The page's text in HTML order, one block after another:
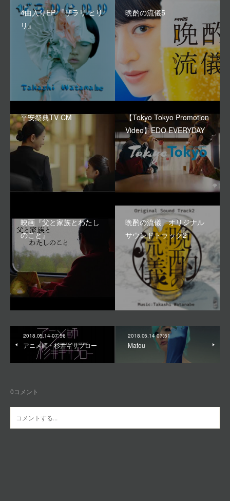
4曲入りEP 『ザラリ ヒリ
リ』
晩酌の流儀5
平安祭典TV CM
【Tokyo Tokyo Promotion
Video】EDO EVERYDAY
映画『父と家族とわたし
のこと』
晩酌の流儀 オリジナル
サウンドトラック2
2018.05.14 07:56
アニメ師・杉井ギサブロー
2018.05.14 07:51
Matou
0コメント